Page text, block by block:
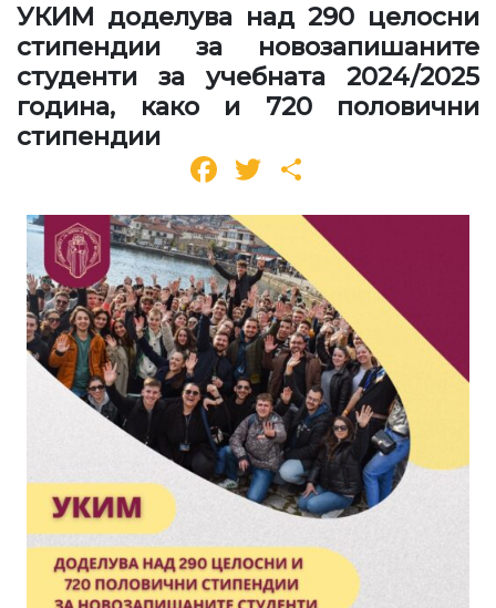
УКИМ доделува над 290 целосни
стипендии за новозапишаните
студенти за учебната 2024/2025
година, како и 720 половични
стипендии
Facebook
Twitter